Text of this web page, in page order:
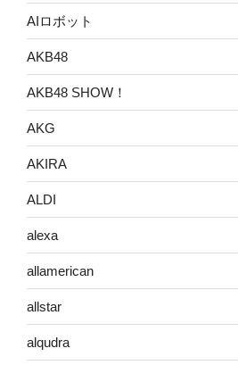
AIロボット
AKB48
AKB48 SHOW！
AKG
AKIRA
ALDI
alexa
allamerican
allstar
alqudra